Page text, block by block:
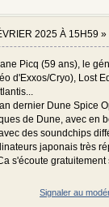
2025 À 15H59 »
Picq (59 ans), le
d'Exxos/Cryo), Lost
dernier Dune Spice
de Dune, avec en
des soundchips
japonais très
s'écoute gratuitement
Signaler au